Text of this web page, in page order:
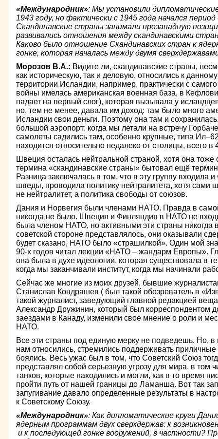
«Международник»: Мы установили
1943 году, но фактически с 1945 года начался
Скандинавские страны занимали прозападную
развивались отношения между скандинавскими
Каково было отношение Скандинавских стран к
гонке, которая началась между двумя
Морозов В.А.: Видите ли, скандинавские страны,
как историческую, так и деловую, относились к
территории Исландии, например, практически с
войны имелась американская военная база, в
падает на первый слог), которая вызывала у
но, тем не менее, давала им доход: там было много
Исландии свои деньги. Поэтому она там и
большой аэропорт: когда мы летали на встречу
самолеты садились там, особенно крупные, типа
находится относительно недалеко от столицы, всего в
Швеция осталась нейтральной страной, хотя она тоже
термина «скандинавские страны» бытовал ещё
Разница заключалась в том, что в эту группу входила
шведы, проводила политику нейтралитета, хотя сами
не нейтралитет, а политика свободы от союзов.
Дания и Норвегия были членами НАТО. Правда в
никогда не было. Швеция и Финляндия в НАТО не
была членом НАТО, но активными эти страны никогда
советской стороне представлялось, они оказывали
будет сказано, НАТО было «страшилкой». Один мой
90-х годов читал лекции «НАТО – жандарм Европы».
она была в духе идеологии, которая существовала в
когда мы заканчивали институт, когда мы начинали
Сейчас же многие из моих друзей, бывшие
Станислав Кондрашев ( был такой обозреватель в
такой журналист, заведующий главной редакцией
Александр Дружинин, который был корреспондентом
заездами в Канаду, изменили свое мнение о роли и
НАТО.
Все эти страны под единую мерку не подведешь. Но, в
нам относились, стремились поддерживать
боялись. Весь ужас был в том, что Советский Союз
представлял собой серьезную угрозу для мира, в том
танков, которые находились и могли, как в то время
пройти путь от нашей границы до Ламанша. Вот так
запугивание давало определенные результаты в
к Советскому Союзу.
«Международник»: Как дипломатические круги
ядерным программам двух сверхдержав: к
и к последующей гонке вооружений, в частности?